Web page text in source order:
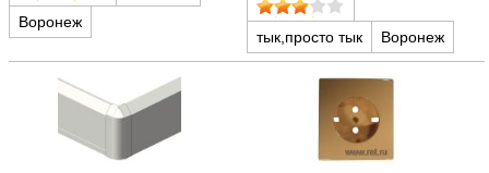
Воронеж
тык,просто тык Воронеж